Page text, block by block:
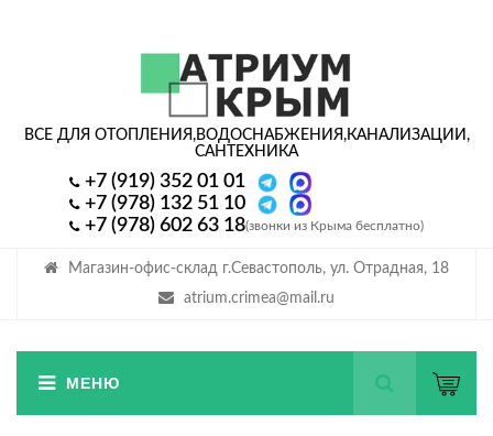
Магазин-офис-склад г.Севастополь, ул. Отрадная, 18
atrium.crimea@mail.ru
ВСЕ ДЛЯ ОТОПЛЕНИЯ,ВОДОСНАБЖЕНИЯ,КАНАЛИЗАЦИИ,
САНТЕХНИКА
+7 (919) 352 01 01
+7 (978) 132 51 10
+7 (978) 602 63 18(звонки из Крыма бесплатно)